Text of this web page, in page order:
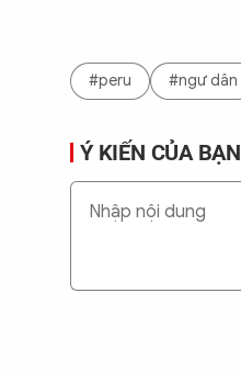
#peru #ngư dân
Ý KIẾN CỦA BẠN